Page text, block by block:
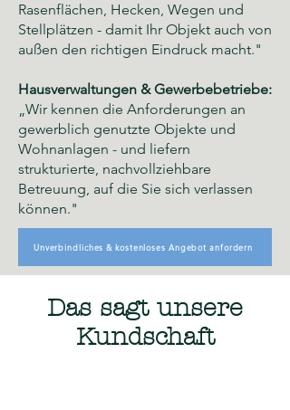
Rasenflächen, Hecken, Wegen und
Stellplätzen - damit Ihr Objekt auch von
außen den richtigen Eindruck macht."
Hausverwaltungen & Gewerbebetriebe:
„Wir kennen die Anforderungen an
gewerblich genutzte Objekte und
Wohnanlagen - und liefern
strukturierte, nachvollziehbare
Betreuung, auf die Sie sich verlassen
können."
Unverbindliches & kostenloses Angebot anfordern
Das sagt unsere
Kundschaft